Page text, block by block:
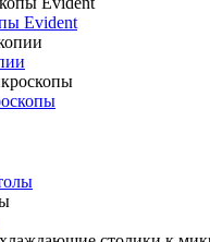
Evident